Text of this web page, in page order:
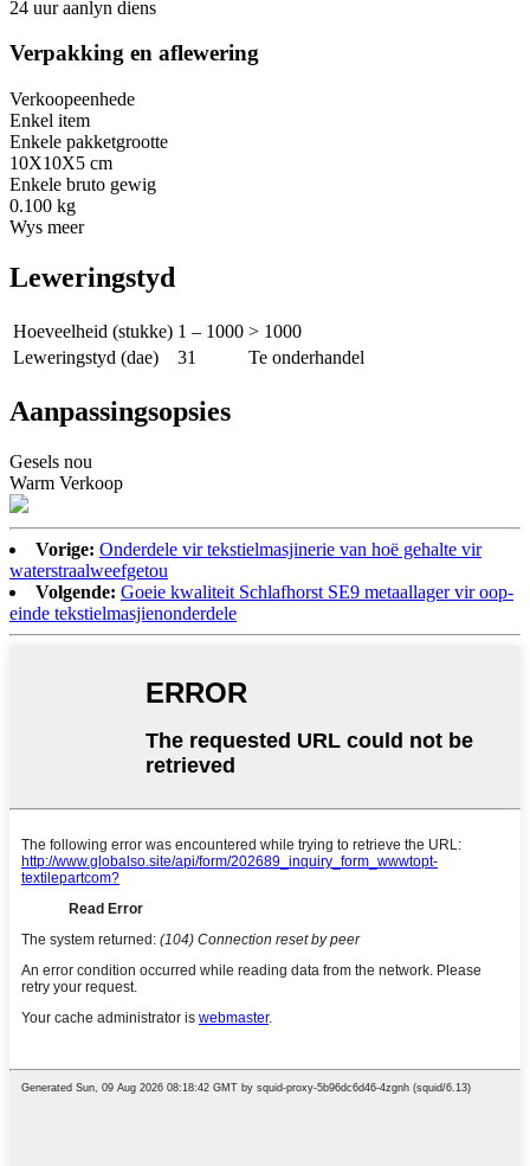
24 uur aanlyn diens
Verpakking en aflewering
Verkoopeenhede
Enkel item
Enkele pakketgrootte
10X10X5 cm
Enkele bruto gewig
0.100 kg
Wys meer
Leweringstyd
Hoeveelheid (stukke) 1 – 1000 > 1000
Leweringstyd (dae)
31 Te onderhandel
Aanpassingsopsies
Gesels nou
Warm Verkoop
Vorige: Onderdele vir tekstielmasjinerie van hoë gehalte vir
waterstraalweefgetou
Volgende: Goeie kwaliteit Schlafhorst SE9 metaallager vir oop-
einde tekstielmasjienonderdele